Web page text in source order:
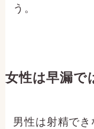
う。
女性は早漏で
男性は射精で